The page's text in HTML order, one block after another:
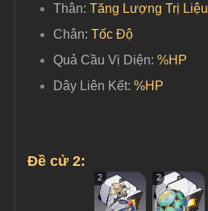
Thân: Tăng Lượng Trị Liệu
Chân: Tốc Độ
Quả Cầu Vị Diện: %HP
Dây Liên Kết: %HP
Đề cử 2:
2 2